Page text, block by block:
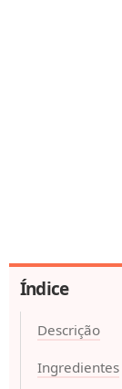
Índice
Descrição
Ingredientes